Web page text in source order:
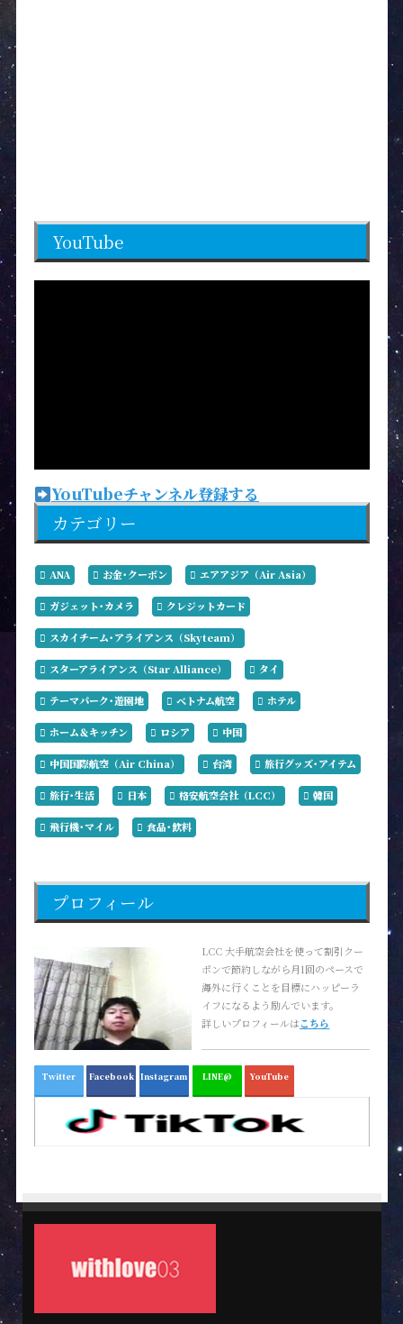
YouTube
YouTubeチャンネル登録する
カテゴリー
ANA お金･クーポン エアアジア（Air Asia）
ガジェット･カメラ クレジットカード
スカイチーム･アライアンス（Skyteam）
スターアライアンス（Star Alliance） タイ
テーマパーク･遊園地 ベトナム航空 ホテル
ホーム＆キッチン ロシア 中国
中国国際航空（Air China） 台湾 旅行グッズ･アイテム
旅行･生活 日本 格安航空会社（LCC） 韓国
飛行機･マイル 食品･飲料
プロフィール
LCC 大手航空会社を使って割引クー
ポンで節約しながら月1回のペースで
海外に行くことを目標にハッピーラ
イフになるよう励んでいます。
詳しいプロフィールはこちら
Twitter Facebook Instagram LINE@ YouTube